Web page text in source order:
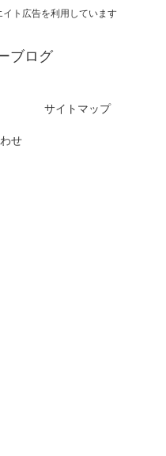
ト広告を利用しています
ブログ
サイトマップ
せ